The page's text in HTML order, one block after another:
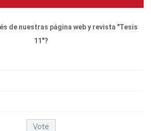
de nuestras página web y revista "Tesis
11"?